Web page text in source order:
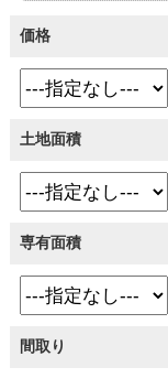
価格
土地面積
専有面積
間取り